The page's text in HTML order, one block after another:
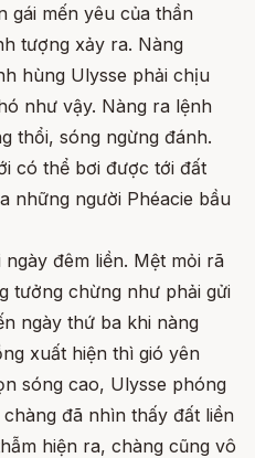
gái mến yêu của thần
tượng xảy ra. Nàng
hùng Ulysse phải chịu
như vậy. Nàng ra lệnh
thổi, sóng ngừng đánh.
có thể bơi được tới đất
những người Phéacie bầu
đêm liền. Mệt mỏi rã
tưởng chừng như phải gửi
ngày thứ ba khi nàng
xuất hiện thì gió yên
sóng cao, Ulysse phóng
đã nhìn thấy đất liền
hiện ra, chàng cũng vô